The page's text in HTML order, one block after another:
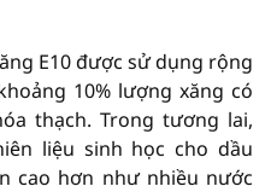
E10 được sử dụng rộng
10% lượng xăng có
thạch. Trong tương lai,
liệu sinh học cho dầu
cao hơn như nhiều nước